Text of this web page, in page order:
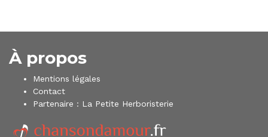
À propos
Mentions légales
Contact
Partenaire : La Petite Herboristerie